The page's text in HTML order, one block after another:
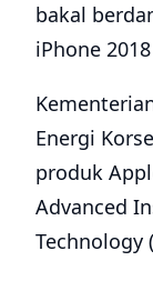
bakal
iPhone
Energi
produk
Advanced
Technology